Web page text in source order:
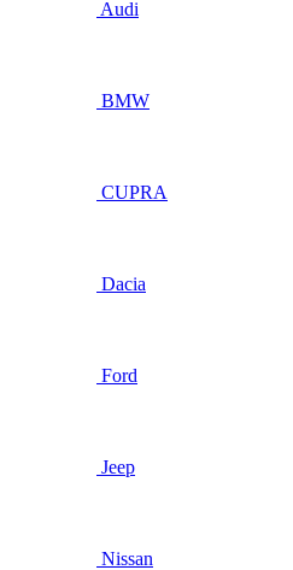
Audi
BMW
CUPRA
Dacia
Ford
Jeep
Nissan